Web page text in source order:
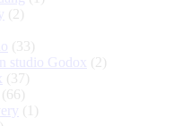
(2)
(33)
studio Godox (2)
(37)
(66)
(1)